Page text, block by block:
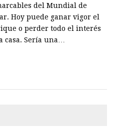
del Mundial de
Hoy puede ganar vigor el
o perder todo el interés
casa. Sería una…